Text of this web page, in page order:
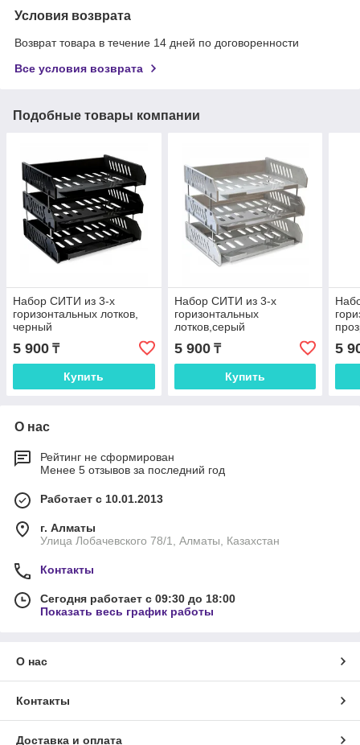
Условия возврата
Возврат товара в течение 14 дней по договоренности
Все условия возврата
Подобные товары компании
Набор СИТИ из 3-х
горизонтальных лотков,
черный
5 900 ₸
Купить
Набор СИТИ из 3-х
горизонтальных
лотков,серый
5 900₸
Купить
5
О нас
Рейтинг не сформирован
Менее 5 отзывов за последний год
Работает с 10.01.2013
г. Алматы
Улица Лобачевского 78/1, Алматы, Казахстан
Контакты
Сегодня работает с 09:30 до 18:00
Показать весь график работы
О нас
Контакты
Доставка и оплата